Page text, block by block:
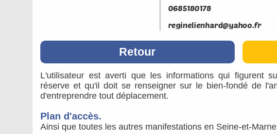
Retour
L'utilisateur est averti que les informations qui figurent
réserve et qu'il doit se renseigner sur le bien-fondé de
d'entreprendre tout déplacement.
Plan d'accès.
Ainsi que toutes les autres manifestations en Seine-et-